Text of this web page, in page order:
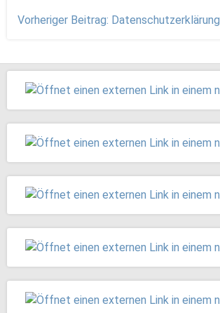
Vorheriger Beitrag: Datenschutzerklärung